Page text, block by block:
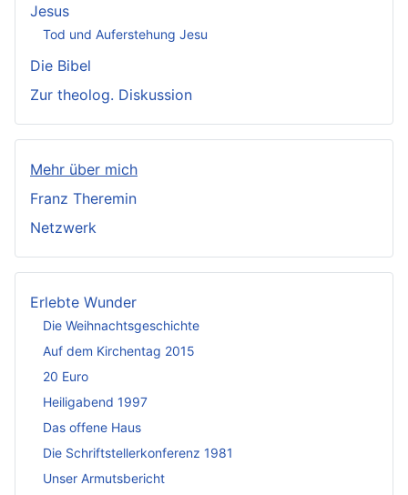
Jesus
Tod und Auferstehung Jesu
Die Bibel
Zur theolog. Diskussion
Mehr über mich
Franz Theremin
Netzwerk
Erlebte Wunder
Die Weihnachtsgeschichte
Auf dem Kirchentag 2015
20 Euro
Heiligabend 1997
Das offene Haus
Die Schriftstellerkonferenz 1981
Unser Armutsbericht